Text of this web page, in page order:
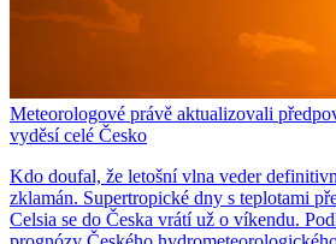
Meteorologové právě aktualizovali
vyděsí celé Česko
Kdo doufal, že letošní vlna veder
zklamán. Supertropické dny s teplotami
Celsia se do Česka vrátí už o víkendu.